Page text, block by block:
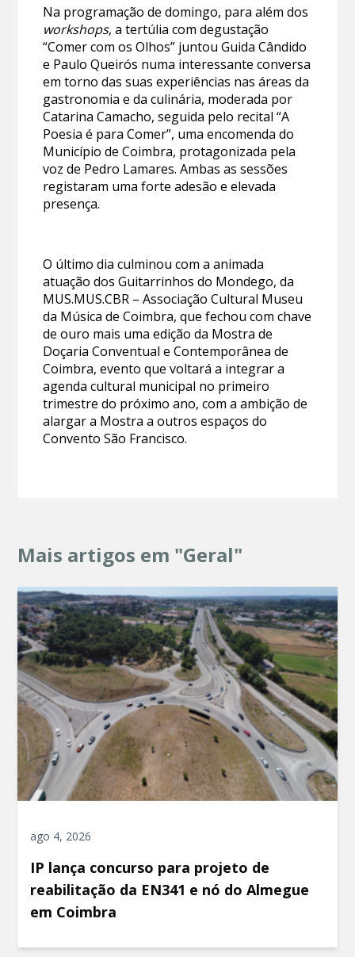
Na programação de domingo, para além dos
workshops, a tertúlia com degustação
“Comer com os Olhos” juntou Guida Cândido
e Paulo Queirós numa interessante conversa
em torno das suas experiências nas áreas da
gastronomia e da culinária, moderada por
Catarina Camacho, seguida pelo recital “A
Poesia é para Comer”, uma encomenda do
Município de Coimbra, protagonizada pela
voz de Pedro Lamares. Ambas as sessões
registaram uma forte adesão e elevada
presença.
O último dia culminou com a animada
atuação dos Guitarrinhos do Mondego, da
MUS.MUS.CBR – Associação Cultural Museu
da Música de Coimbra, que fechou com chave
de ouro mais uma edição da Mostra de
Doçaria Conventual e Contemporânea de
Coimbra, evento que voltará a integrar a
agenda cultural municipal no primeiro
trimestre do próximo ano, com a ambição de
alargar a Mostra a outros espaços do
Convento São Francisco.
Mais artigos em "Geral"
ago 4, 2026
IP lança concurso para projeto de
reabilitação da EN341 e nó do Almegue
em Coimbra